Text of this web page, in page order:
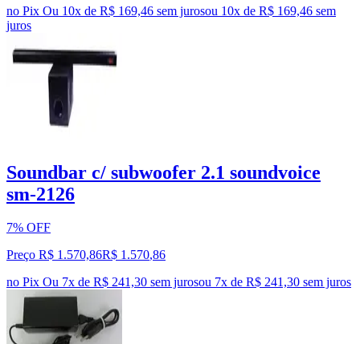
no Pix Ou 10x de R$ 169,46 sem jurosou 10x de R$ 169,46 sem
juros
Soundbar c/ subwoofer 2.1 soundvoice
sm-2126
7% OFF
Preço R$ 1.570,86R$ 1.570,86
no Pix Ou 7x de R$ 241,30 sem jurosou 7x de R$ 241,30 sem juros